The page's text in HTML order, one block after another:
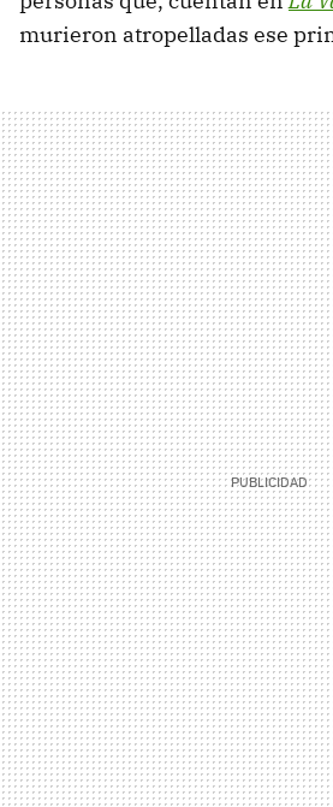
murieron atropelladas ese